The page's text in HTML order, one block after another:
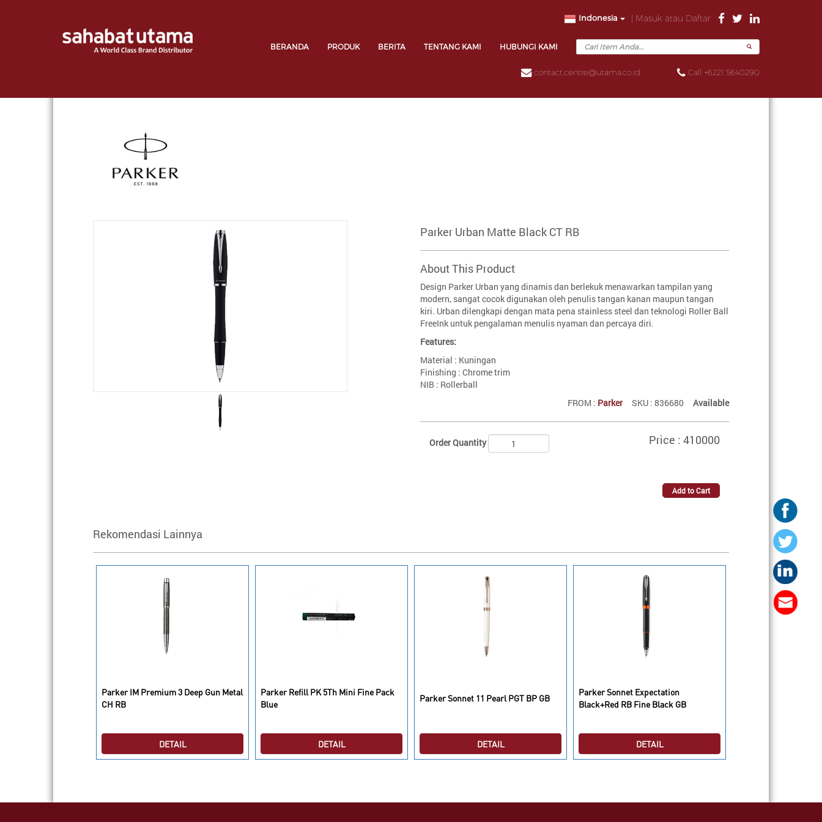
| Masuk atau Daftar
Indonesia
BERANDA PRODUK BERITA TENTANG KAMI HUBUNGI KAMI
contact.centre@utama.co.id Call +6221 5640290
Parker Urban Matte Black CT RB
About This Product
Design Parker Urban yang dinamis dan berlekuk menawarkan tampilan yang
modern, sangat cocok digunakan oleh penulis tangan kanan maupun tangan
kiri. Urban dilengkapi dengan mata pena stainless steel dan teknologi Roller Ball
FreeInk untuk pengalaman menulis nyaman dan percaya diri.
Features:
Material : Kuningan
Finishing : Chrome trim
NIB : Rollerball
FROM : ParkerSKU : 836680 Available
Order Quantity Price : 410000
Rekomendasi Lainnya
Parker IM Premium 3 Deep Gun Metal
CH RB
DETAIL
Parker Refill PK 5Th Mini Fine Pack
Blue
DETAIL
Parker Sonnet 11 Pearl PGT BP GB
DETAIL
Parker Sonnet Expectation
Black+Red RB Fine Black GB
DETAIL